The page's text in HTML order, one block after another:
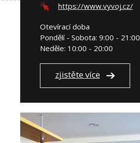
https://www.vyvoj.cz/
Otevírací doba
Pondělí - Sobota: 9:00 - 21:00
Neděle: 10:00 - 20:00
zjistěte více